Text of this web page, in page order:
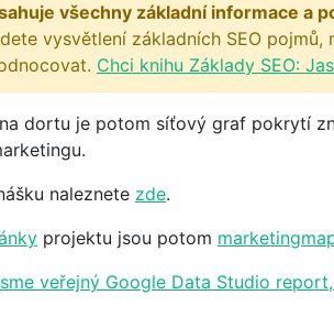
všechny základní informace a
vysvětlení základních SEO
Chci knihu Základy SEO:
dortu je potom síťový graf pokrytí
naleznete zde.
projektu jsou potom
veřejný Google Data Studio